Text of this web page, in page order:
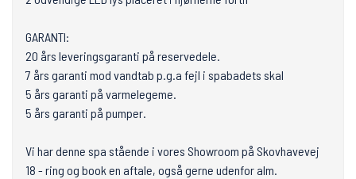
GARANTI:
20 års leveringsgaranti på reservedele.
7 års garanti mod vandtab p.g.a fejl i spabadets skal
5 års garanti på varmelegeme.
5 års garanti på pumper.
Vi har denne spa stående i vores Showroom på Skovhavevej
18 - ring og book en aftale, også gerne udenfor alm.